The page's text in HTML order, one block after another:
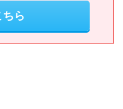
ら